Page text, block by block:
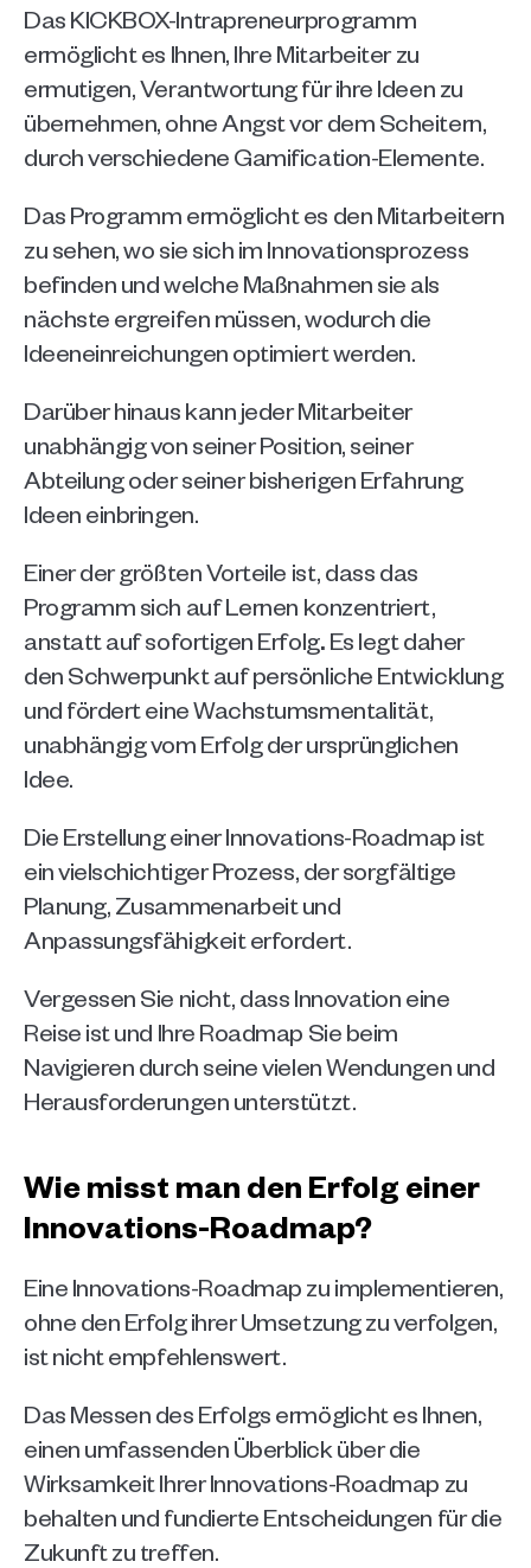
Das KICKBOX-Intrapreneurprogramm
ermöglicht es Ihnen, Ihre Mitarbeiter zu
ermutigen, Verantwortung für ihre Ideen zu
übernehmen, ohne Angst vor dem Scheitern,
durch verschiedene Gamification-Elemente.
Das Programm ermöglicht es den Mitarbeitern
zu sehen, wo sie sich im Innovationsprozess
befinden und welche Maßnahmen sie als
nächste ergreifen müssen, wodurch die
Ideeneinreichungen optimiert werden.
Darüber hinaus kann jeder Mitarbeiter
unabhängig von seiner Position, seiner
Abteilung oder seiner bisherigen Erfahrung
Ideen einbringen.
Einer der größten Vorteile ist, dass das
Programm sich auf Lernen konzentriert,
anstatt auf sofortigen Erfolg. Es legt daher
den Schwerpunkt auf persönliche Entwicklung
und fördert eine Wachstumsmentalität,
unabhängig vom Erfolg der ursprünglichen
Idee.
Die Erstellung einer Innovations-Roadmap ist
ein vielschichtiger Prozess, der sorgfältige
Planung, Zusammenarbeit und
Anpassungsfähigkeit erfordert.
Vergessen Sie nicht, dass Innovation eine
Reise ist und Ihre Roadmap Sie beim
Navigieren durch seine vielen Wendungen und
Herausforderungen unterstützt.
Wie misst man den Erfolg einer
Innovations-Roadmap?
Eine Innovations-Roadmap zu implementieren,
ohne den Erfolg ihrer Umsetzung zu verfolgen,
ist nicht empfehlenswert.
Das Messen des Erfolgs ermöglicht es Ihnen,
einen umfassenden Überblick über die
Wirksamkeit Ihrer Innovations-Roadmap zu
behalten und fundierte Entscheidungen für die
Zukunft zu treffen.